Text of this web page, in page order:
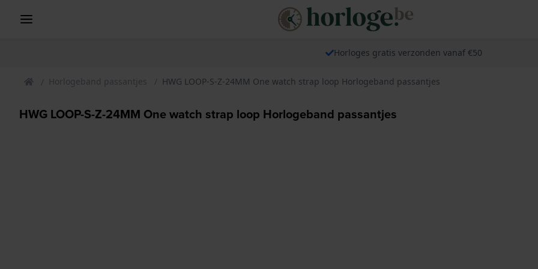
Horloges gratis verzonden vanaf €50
Horlogeband passantjes HWG LOOP-S-Z-24MM One watch strap loop Horlogeband passantjes
HWG LOOP-S-Z-24MM One watch strap loop Horlogeband passantjes